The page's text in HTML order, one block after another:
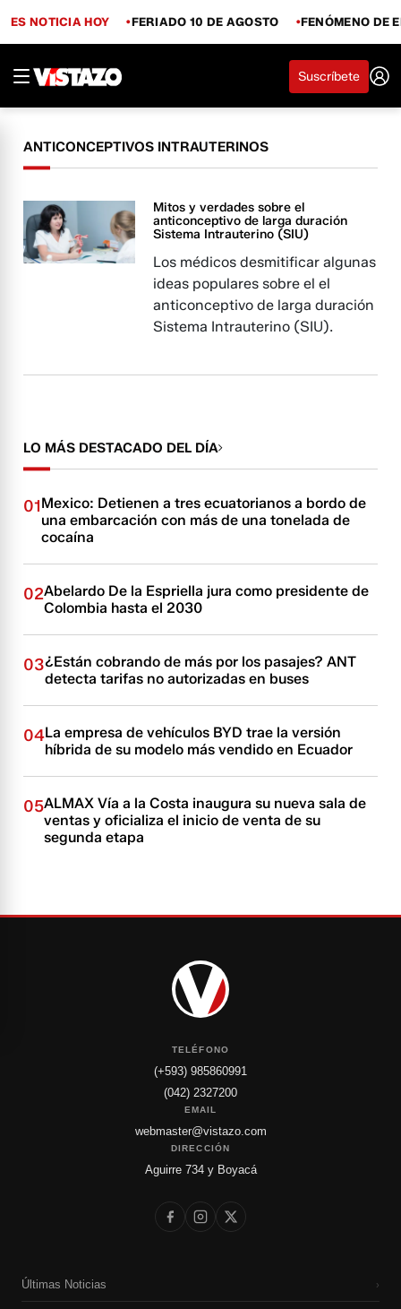
ES NOTICIA HOY FERIADO 10 DE AGOSTO FENÓMENO DE
Suscríbete
ANTICONCEPTIVOS INTRAUTERINOS
Mitos y verdades sobre el
anticonceptivo de larga duración
Sistema Intrauterino (SIU)
Los médicos desmitificar algunas
ideas populares sobre el el
anticonceptivo de larga duración
Sistema Intrauterino (SIU).
LO MÁS DESTACADO DEL DÍA
01Mexico: Detienen a tres ecuatorianos a bordo de
una embarcación con más de una tonelada de
cocaína
02Abelardo De la Espriella jura como presidente de
Colombia hasta el 2030
03¿Están cobrando de más por los pasajes? ANT
detecta tarifas no autorizadas en buses
04La empresa de vehículos BYD trae la versión
híbrida de su modelo más vendido en Ecuador
05ALMAX Vía a la Costa inaugura su nueva sala de
ventas y oficializa el inicio de venta de su
segunda etapa
TELÉFONO
(+593) 985860991
(042) 2327200
EMAIL
webmaster@vistazo.com
DIRECCIÓN
Aguirre 734 y Boyacá
Últimas Noticias ›